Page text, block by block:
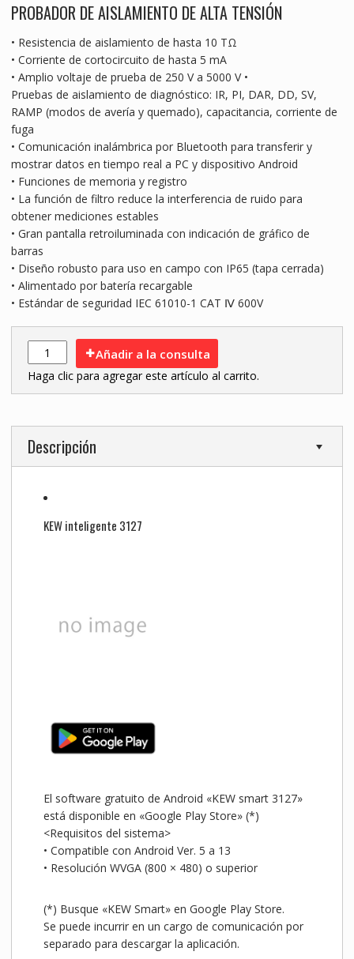
PROBADOR DE AISLAMIENTO DE ALTA TENSIÓN
• Resistencia de aislamiento de hasta 10 TΩ
• Corriente de cortocircuito de hasta 5 mA
• Amplio voltaje de prueba de 250 V a 5000 V •
Pruebas de aislamiento de diagnóstico: IR, PI, DAR, DD, SV,
RAMP (modos de avería y quemado), capacitancia, corriente de
fuga
• Comunicación inalámbrica por Bluetooth para transferir y
mostrar datos en tiempo real a PC y dispositivo Android
• Funciones de memoria y registro
• La función de filtro reduce la interferencia de ruido para
obtener mediciones estables
• Gran pantalla retroiluminada con indicación de gráfico de
barras
• Diseño robusto para uso en campo con IP65 (tapa cerrada)
• Alimentado por batería recargable
• Estándar de seguridad IEC 61010-1 CAT Ⅳ 600V
Añadir a la consulta
Haga clic para agregar este artículo al carrito.
Descripción
KEW inteligente 3127
El software gratuito de Android «KEW smart 3127»
está disponible en «Google Play Store» (*)
<Requisitos del sistema>
• Compatible con Android Ver. 5 a 13
• Resolución WVGA (800 × 480) o superior
(*) Busque «KEW Smart» en Google Play Store.
Se puede incurrir en un cargo de comunicación por
separado para descargar la aplicación.